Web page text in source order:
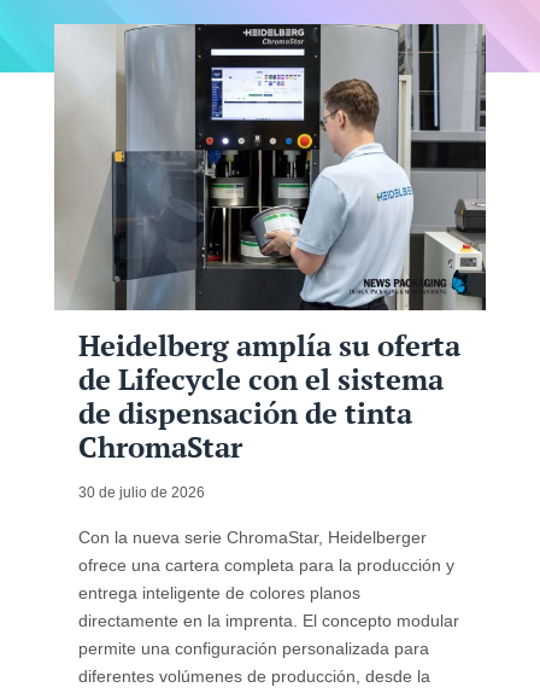
Heidelberg amplía su oferta
de Lifecycle con el sistema
de dispensación de tinta
ChromaStar
30 de julio de 2026
Con la nueva serie ChromaStar, Heidelberger
ofrece una cartera completa para la producción y
entrega inteligente de colores planos
directamente en la imprenta. El concepto modular
permite una configuración personalizada para
diferentes volúmenes de producción, desde la